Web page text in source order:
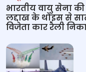
भारतीय वायु सेना
लद्दाख के थोइस से
विजेता कार रैली